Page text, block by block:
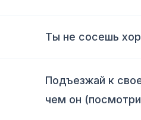
Ты не сосешь
Подъезжай к
чем он